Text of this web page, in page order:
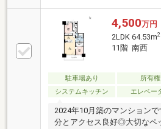
南西角部屋につき陽当たり・
ム横にはユーティリティル
ペースとして多用途に活用で
（規約あり）なので大切なご
まいです。ご内覧予約随時受
具はAIにより削除しておりま
4,500万円
2LDK 64.53m2
11階 南西
駐車場あり 所有権
システムキッチン
エレベー
2024年10月築のマンション
分とアクセス良好◎大切なペ